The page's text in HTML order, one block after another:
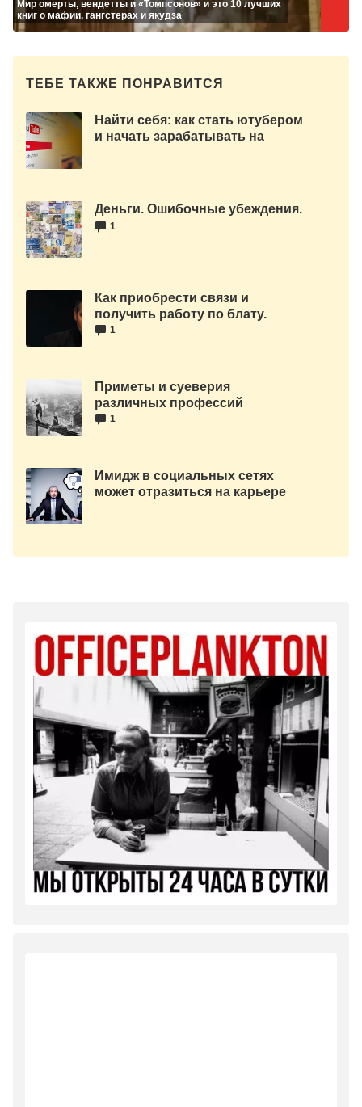
Мир омерты, вендетты и «Томпсонов» и это 10 лучших
книг о мафии, гангстерах и якудза
ТЕБЕ ТАКЖЕ ПОНРАВИТСЯ
Найти себя: как стать ютубером
и начать зарабатывать на
Деньги. Ошибочные убеждения.
1
Как приобрести связи и
получить работу по блату.
1
Приметы и суеверия
различных профессий
1
Имидж в социальных сетях
может отразиться на карьере